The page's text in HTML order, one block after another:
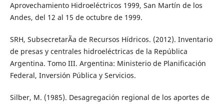
Aprovechamiento Hidroeléctricos 1999, San Martín de los
Andes, del 12 al 15 de octubre de 1999.
SRH, SubsecretarÃ­a de Recursos Hídricos. (2012). Inventario
de presas y centrales hidroeléctricas de la República
Argentina. Tomo III. Argentina: Ministerio de Planificación
Federal, Inversión Pública y Servicios.
Silber, M. (1985). Desagregación regional de los aportes de